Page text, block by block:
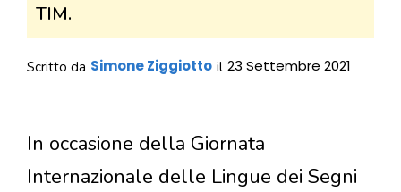
TIM.
Scritto da Simone Ziggiotto il 23 Settembre 2021
In occasione della Giornata
Internazionale delle Lingue dei Segni